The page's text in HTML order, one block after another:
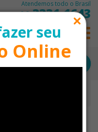
seu
Online
Atendemos todo o Brasil
113331-1643